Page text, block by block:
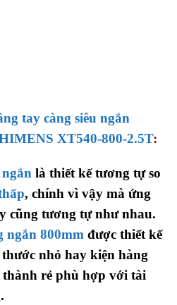
tay càng siêu ngắn
XT540-800-2.5T:
ngắn là thiết kế tương tự so
, chính vì vậy mà ứng
cũng tương tự như nhau.
ngắn 800mm được thiết kế
nhỏ hay kiện hàng
rẻ phù hợp với tài